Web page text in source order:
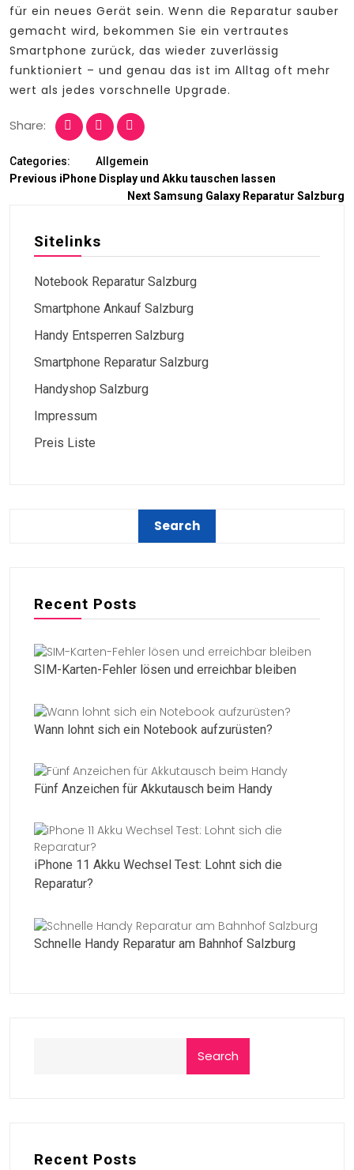
für ein neues Gerät sein. Wenn die Reparatur sauber
gemacht wird, bekommen Sie ein vertrautes
Smartphone zurück, das wieder zuverlässig
funktioniert – und genau das ist im Alltag oft mehr
wert als jedes vorschnelle Upgrade.
Share:
Categories:
Allgemein
Previous iPhone Display und Akku tauschen lassen
NextSamsung Galaxy Reparatur Salzburg
Sitelinks
Notebook Reparatur Salzburg
Smartphone Ankauf Salzburg
Handy Entsperren Salzburg
Smartphone Reparatur Salzburg
Handyshop Salzburg
Impressum
Preis Liste
Recent Posts
SIM-Karten-Fehler lösen und erreichbar bleiben
Wann lohnt sich ein Notebook aufzurüsten?
Fünf Anzeichen für Akkutausch beim Handy
iPhone 11 Akku Wechsel Test: Lohnt sich die
Reparatur?
Schnelle Handy Reparatur am Bahnhof Salzburg
Search
Recent Posts